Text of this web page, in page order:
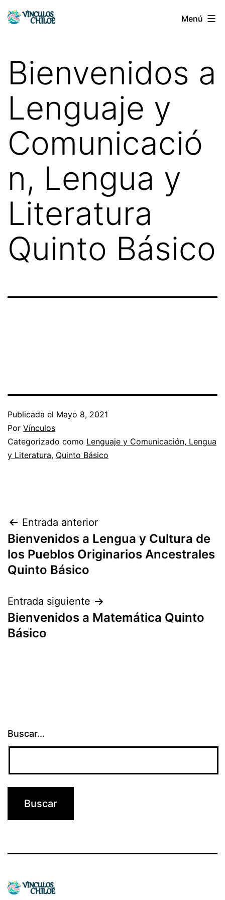
Saltar
Vínculos
Menú
Bienvenidos a
Lenguaje y
Comunicació
n, Lengua y
Literatura
Quinto Básico
Publicada el Mayo 8, 2021
Por Vínculos
Categorizado como Lenguaje y Comunicación, Lengua
y Literatura, Quinto Básico
Navegación
de
entradas
Entrada anterior
Bienvenidos a Lengua y Cultura de
los Pueblos Originarios Ancestrales
Quinto Básico
Entrada siguiente
Bienvenidos a Matemática Quinto
Básico
Buscar...